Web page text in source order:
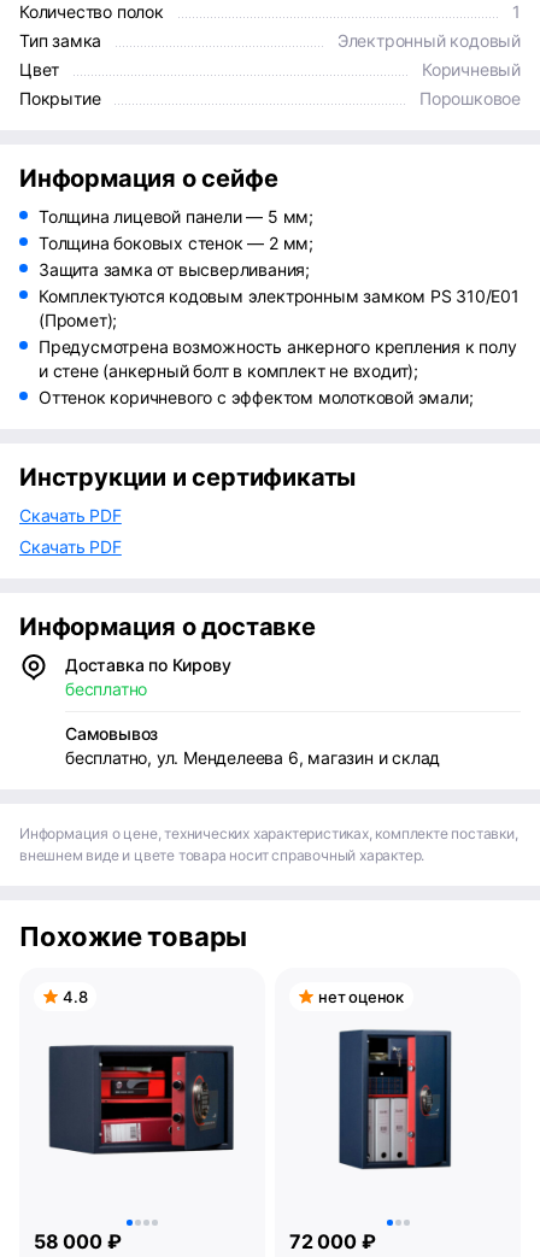
Количество полок
1
Тип замка
Электронный кодовый
Цвет
Коричневый
Покрытие
Порошковое
Информация о сейфе
Толщина лицевой панели — 5 мм;
Толщина боковых стенок — 2 мм;
Защита замка от высверливания;
Комплектуются кодовым электронным замком PS 310/E01
(Промет);
Предусмотрена возможность анкерного крепления к полу
и стене (анкерный болт в комплект не входит);
Оттенок коричневого с эффектом молотковой эмали;
Инструкции и сертификаты
Скачать PDF
Скачать PDF
Информация о доставке
Доставка по Кирову
бесплатно
Самовывоз
бесплатно, ул. Менделеева 6, магазин и склад
Информация о цене, технических характеристиках, комплекте поставки,
внешнем виде и цвете товара носит справочный характер.
Похожие товары
4.8
58 000 ₽
нет оценок
72 000 ₽